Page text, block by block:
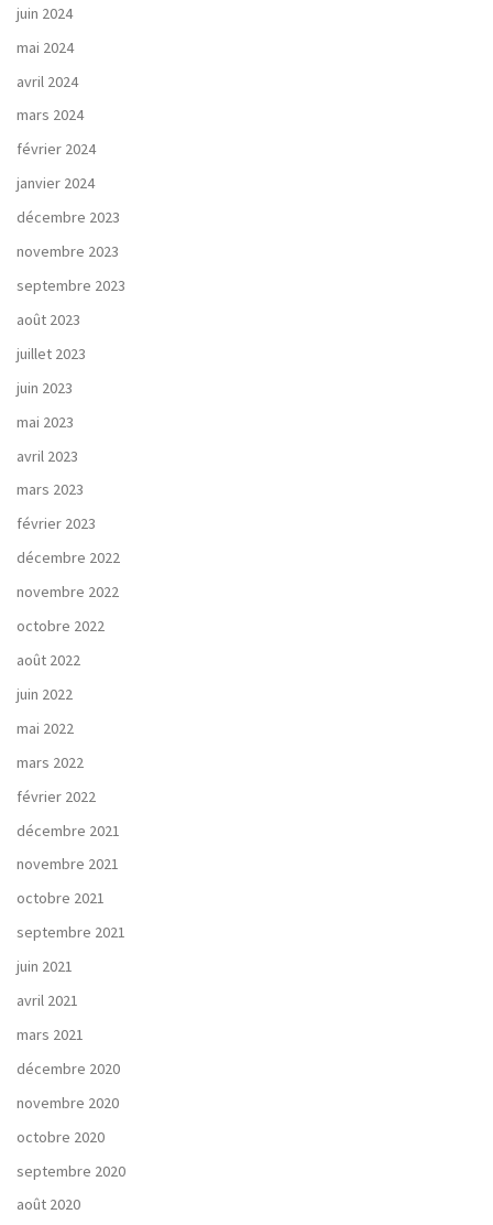
juin 2024
mai 2024
avril 2024
mars 2024
février 2024
janvier 2024
décembre 2023
novembre 2023
septembre 2023
août 2023
juillet 2023
juin 2023
mai 2023
avril 2023
mars 2023
février 2023
décembre 2022
novembre 2022
octobre 2022
août 2022
juin 2022
mai 2022
mars 2022
février 2022
décembre 2021
novembre 2021
octobre 2021
septembre 2021
juin 2021
avril 2021
mars 2021
décembre 2020
novembre 2020
octobre 2020
septembre 2020
août 2020